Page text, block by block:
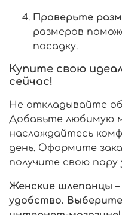
Проверьте
размеров
посадку.
Купите свою
сейчас!
Не откладывайте
Добавьте любимую
наслаждайтесь
день. Оформите
получите свою
Женские шлепанцы –
удобство.